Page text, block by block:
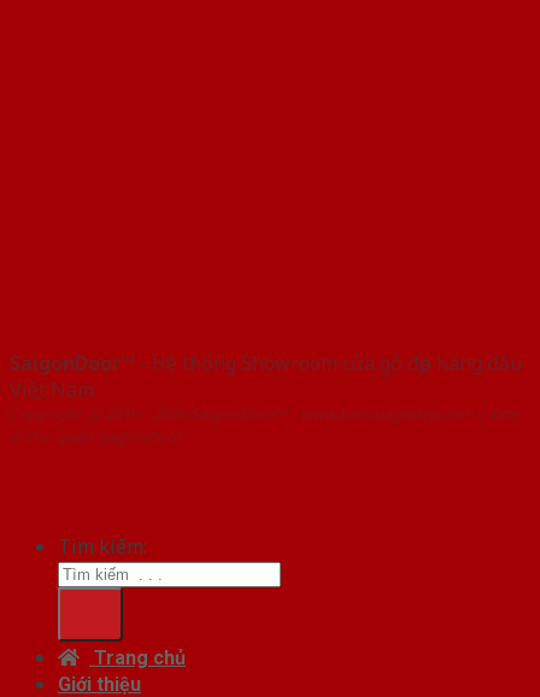
SaigonDoor™ - Hệ thống Showroom cửa gỗ đẹp hàng đầu
Việt Nam
Copyright ⓒ 2016 – 2026 SaigonDoor™ - www.bancuagodep.com | Đơn
vị chủ quản SaigonDoor
Tìm kiếm:
Trang chủ
Giới thiệu